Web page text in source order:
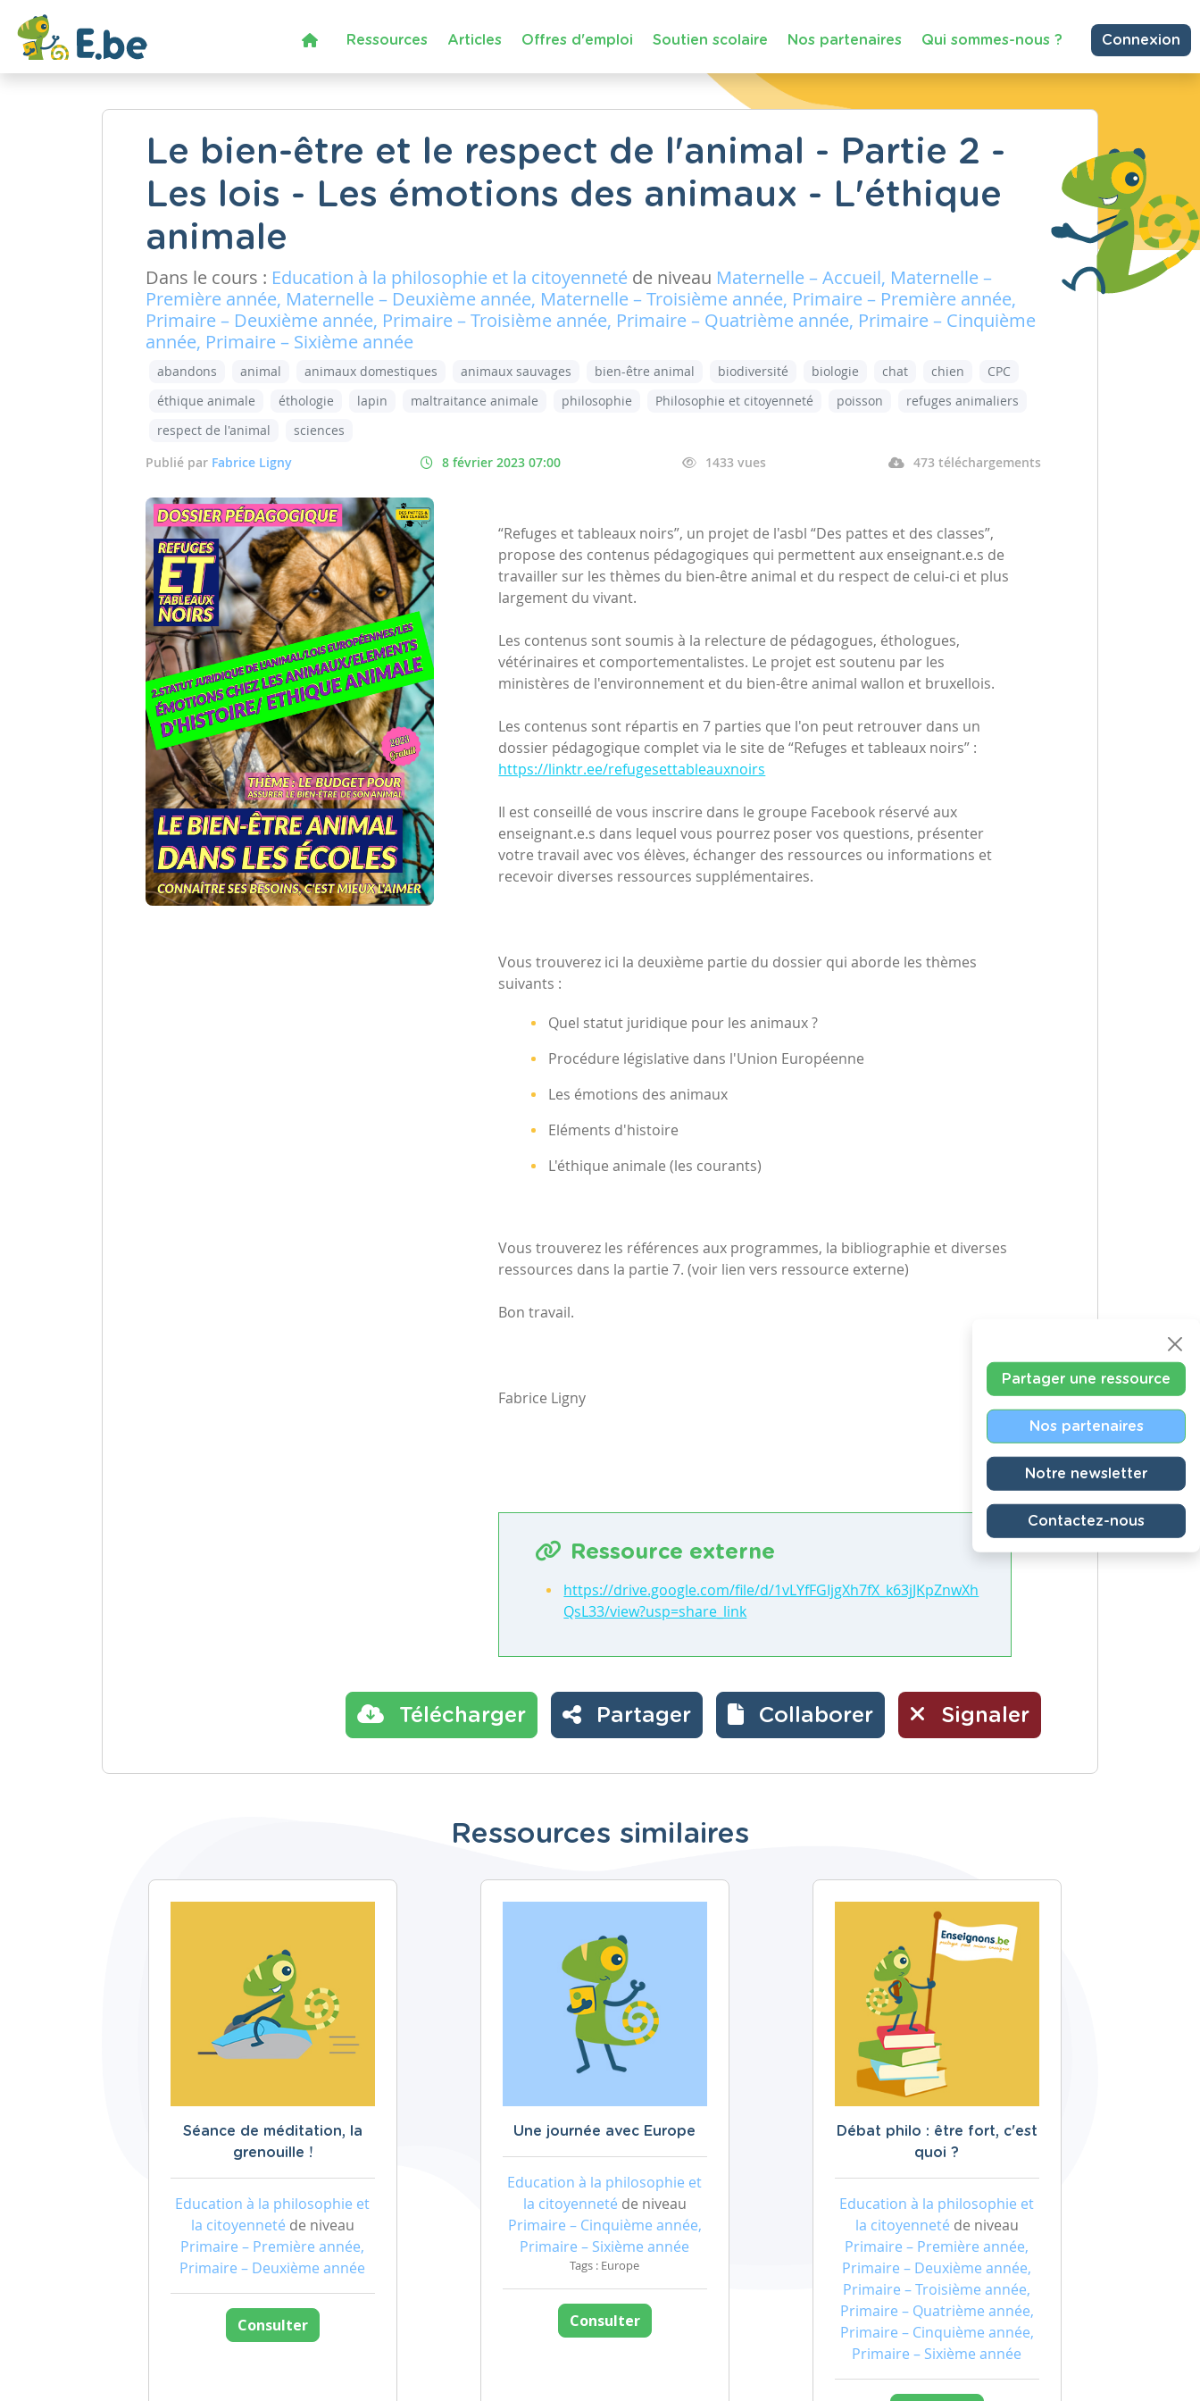
Ressources Articles Offres d'emploi Soutien scolaire Nos partenaires Qui sommes-nous ? Connexion
Le bien-être et le respect de l'animal - Partie 2 -
Les lois - Les émotions des animaux - L'éthique
animale
Dans le cours : Education à la philosophie et la citoyenneté de niveau Maternelle – Accueil, Maternelle –
Première année, Maternelle – Deuxième année, Maternelle – Troisième année, Primaire – Première année,
Primaire – Deuxième année, Primaire – Troisième année, Primaire – Quatrième année, Primaire – Cinquième
année, Primaire – Sixième année
abandons animal animaux domestiques animaux sauvages bien-être animal biodiversité biologie chat chien
CPC
éthique animale
éthologie lapin maltraitance animale philosophie Philosophie et citoyenneté poisson
refuges animaliers
respect de l'animal
sciences
Publié par Fabrice Ligny 8 février 2023 07:00 1433 vues 473 téléchargements
“Refuges et tableaux noirs”, un projet de l'asbl “Des pattes et des classes”,
propose des contenus pédagogiques qui permettent aux enseignant.e.s de
travailler sur les thèmes du bien-être animal et du respect de celui-ci et plus
largement du vivant.
Les contenus sont soumis à la relecture de pédagogues, éthologues,
vétérinaires et comportementalistes. Le projet est soutenu par les
ministères de l'environnement et du bien-être animal wallon et bruxellois.
Les contenus sont répartis en 7 parties que l'on peut retrouver dans un
dossier pédagogique complet via le site de “Refuges et tableaux noirs” :
https://linktr.ee/refugesettableauxnoirs
Il est conseillé de vous inscrire dans le groupe Facebook réservé aux
enseignant.e.s dans lequel vous pourrez poser vos questions, présenter
votre travail avec vos élèves, échanger des ressources ou informations et
recevoir diverses ressources supplémentaires.
Vous trouverez ici la deuxième partie du dossier qui aborde les thèmes
suivants :
Quel statut juridique pour les animaux ?
Procédure législative dans l'Union Européenne
Les émotions des animaux
Eléments d'histoire
L'éthique animale (les courants)
Vous trouverez les références aux programmes, la bibliographie et diverses
ressources dans la partie 7. (voir lien vers ressource externe)
Bon travail.
Fabrice Ligny
Ressource externe
https://drive.google.com/file/d/1vLYfFGIjgXh7fX_k63jJKpZnwXh
QsL33/view?usp=share_link
Télécharger Partager Collaborer Signaler
Ressources similaires
Séance de méditation, la
grenouille !
Education à la philosophie et
la citoyenneté de niveau
Primaire – Première année,
Primaire – Deuxième année
Consulter
Une journée avec Europe
Education à la philosophie et
la citoyenneté de niveau
Primaire – Cinquième année,
Primaire – Sixième année
Tags : Europe
Consulter
Débat philo : être fort, c'est
quoi ?
Education à la philosophie et
la citoyenneté de niveau
Primaire – Première année,
Primaire – Deuxième année,
Primaire – Troisième année,
Primaire – Quatrième année,
Primaire – Cinquième année,
Primaire – Sixième année
Partager une ressource
Nos partenaires
Notre newsletter
Contactez-nous